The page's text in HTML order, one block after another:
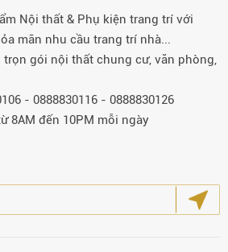
Nội thất & Phụ kiện trang trí với
mãn nhu cầu trang trí nhà...
trọn gói nội thất chung cư, văn phòng,
- 0888830116 - 0888830126
8AM đến 10PM mỗi ngày